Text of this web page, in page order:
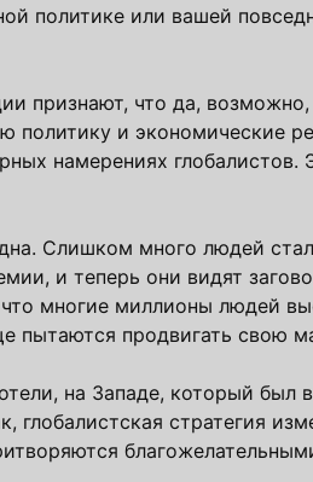
политике или вашей
признают, что да,
политику и экономические
намерениях
Слишком много людей
и теперь они видят
многие миллионы людей
продвигать свою
на Западе, который
глобалистская стратегия